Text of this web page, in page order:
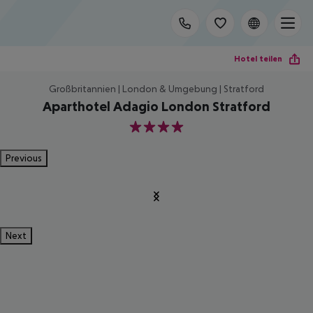
Hotel teilen
Großbritannien | London & Umgebung | Stratford
Aparthotel Adagio London Stratford
4
Previous
Next